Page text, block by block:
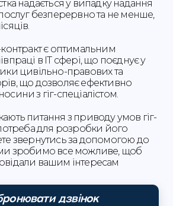
надається у випадку надання
послуг безперервно та не менше,
є оптимальним
в ІТ сфері, що поєднує у
цивільно-правових та
що дозволяє ефективно
з гіг-спеціалістом.
питання з приводу умов гіг-
для розробки його
звернутись за допомогою до
зробимо все можливе, щоб
вашим інтересам
дзвінок